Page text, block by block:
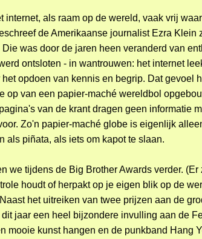
internet, als raam op de wereld, vaak vrij
de Amerikaanse journalist Ezra Klein
was door de jaren heen veranderd van
ontsloten - in wantrouwen: het internet
opdoen van kennis en begrip. Dat gevoel
op van een papier-maché wereldbol
van de krant dragen geen informatie
Zo'n papier-maché globe is eigenlijk
als piñata, als iets om kapot te slaan.
we tijdens de Big Brother Awards verder. (Er
houdt of herpakt op je eigen blik op de
het uitreiken van twee prijzen aan de
jaar een heel bijzondere invulling aan de
mooie kunst hangen en de punkband Hang